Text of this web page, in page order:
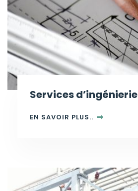
Services d’ingénierie
EN SAVOIR PLUS..